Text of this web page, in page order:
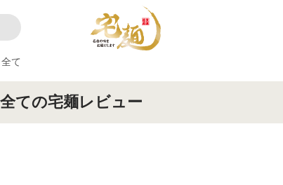
全て
ての宅麺レビュー